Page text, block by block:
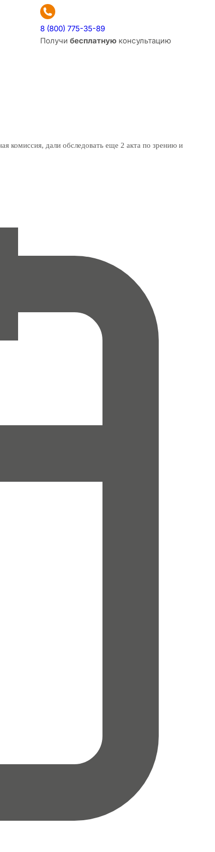
8 (800) 775-35-89
Получи бесплатную консультацию
комиссия, дали обследовать еще 2 акта по зрению и